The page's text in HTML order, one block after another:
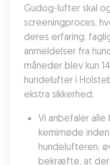
Gudog-lufter skal
screeningproces,
deres erfaring,
anmeldelser fra
måneder blev kun
hundelufter i
ekstra sikkerhed:
Vi anbefaler
kemimøde
hundelufteren,
bekræfte, at der